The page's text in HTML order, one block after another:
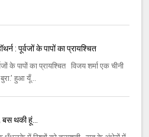
: पूर्वजों के पापों का प्रायश्चित
के पापों का प्रायश्चित विजय शर्मा एक चीनी
हुआ यूँ...
बस थकी हूं…